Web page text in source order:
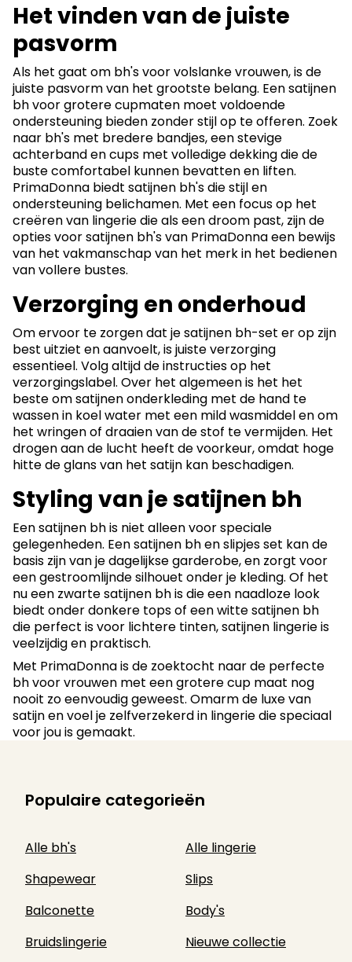
Het vinden van de juiste
pasvorm
Als het gaat om bh's voor volslanke vrouwen, is de
juiste pasvorm van het grootste belang. Een satijnen
bh voor grotere cupmaten moet voldoende
ondersteuning bieden zonder stijl op te offeren. Zoek
naar bh's met bredere bandjes, een stevige
achterband en cups met volledige dekking die de
buste comfortabel kunnen bevatten en liften.
PrimaDonna biedt satijnen bh's die stijl en
ondersteuning belichamen. Met een focus op het
creëren van lingerie die als een droom past, zijn de
opties voor satijnen bh's van PrimaDonna een bewijs
van het vakmanschap van het merk in het bedienen
van vollere bustes.
Verzorging en onderhoud
Om ervoor te zorgen dat je satijnen bh-set er op zijn
best uitziet en aanvoelt, is juiste verzorging
essentieel. Volg altijd de instructies op het
verzorgingslabel. Over het algemeen is het het
beste om satijnen onderkleding met de hand te
wassen in koel water met een mild wasmiddel en om
het wringen of draaien van de stof te vermijden. Het
drogen aan de lucht heeft de voorkeur, omdat hoge
hitte de glans van het satijn kan beschadigen.
Styling van je satijnen bh
Een satijnen bh is niet alleen voor speciale
gelegenheden. Een satijnen bh en slipjes set kan de
basis zijn van je dagelijkse garderobe, en zorgt voor
een gestroomlijnde silhouet onder je kleding. Of het
nu een zwarte satijnen bh is die een naadloze look
biedt onder donkere tops of een witte satijnen bh
die perfect is voor lichtere tinten, satijnen lingerie is
veelzijdig en praktisch.
Met PrimaDonna is de zoektocht naar de perfecte
bh voor vrouwen met een grotere cup maat nog
nooit zo eenvoudig geweest. Omarm de luxe van
satijn en voel je zelfverzekerd in lingerie die speciaal
voor jou is gemaakt.
Populaire categorieën
Alle bh's
Alle lingerie
Shapewear
Slips
Balconette
Body's
Bruidslingerie
Nieuwe collectie